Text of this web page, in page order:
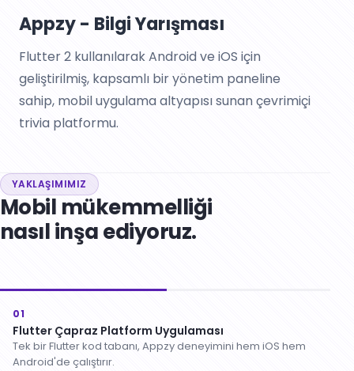
Appzy - Bilgi Yarışması
Flutter 2 kullanılarak Android ve iOS için
geliştirilmiş, kapsamlı bir yönetim paneline
sahip, mobil uygulama altyapısı sunan çevrimiçi
trivia platformu.
YAKLAŞIMIMIZ
Mobil mükemmelliği
nasıl inşa ediyoruz.
01
Flutter Çapraz Platform Uygulaması
Tek bir Flutter kod tabanı, Appzy deneyimini hem iOS hem
Android'de çalıştırır.